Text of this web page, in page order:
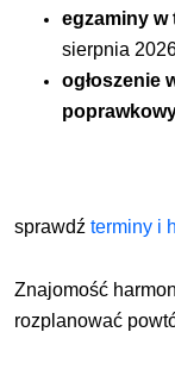
egzaminy
sierpnia
ogłoszenie
sprawdźterminy i
Znajomość
rozplanować